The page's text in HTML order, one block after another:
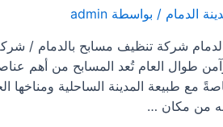
الدمام / بواسطة admin
شركة تنظيف مسابح بالدمام /
طوال العام تُعد المسابح من أهم
مع طبيعة المدينة الساحلية
من مكان …